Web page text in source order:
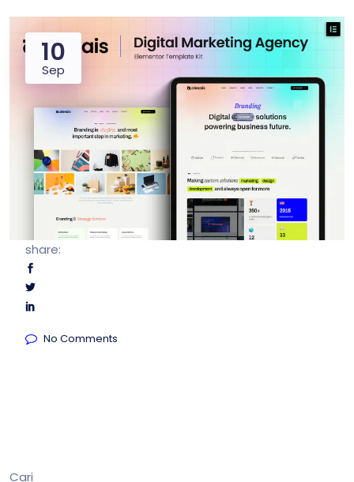
10
Sep
share:
No Comments
Cari